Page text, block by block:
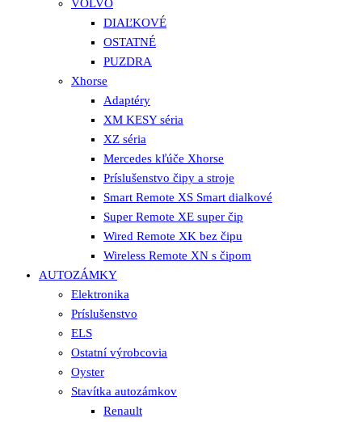
VOLVO
DIAĽKOVÉ
OSTATNÉ
PUZDRA
Xhorse
Adaptéry
XM KESY séria
XZ séria
Mercedes kľúče Xhorse
Príslušenstvo čipy a stroje
Smart Remote XS Smart dialkové
Super Remote XE super čip
Wired Remote XK bez čipu
Wireless Remote XN s čipom
AUTOZÁMKY
Elektronika
Príslušenstvo
ELS
Ostatní výrobcovia
Oyster
Stavítka autozámkov
Renault